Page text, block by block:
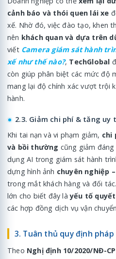
cảnh báo và thói quen lái xe
xế. Nhờ đó, việc đào tạo, khen
nên khách quan và dựa trên
viết Camera giám sát hành
xế như thế nào?, TechGlobal
còn giúp phân biệt các mức độ
mang lại độ chính xác vượt trội
hành.
2.3. Giảm chi phí & tăng uy
Khi tai nạn và vi phạm giảm, chi
và bồi thường cũng giảm đáng
dụng AI trong giám sát hành
dựng hình ảnh chuyên nghiệp
trong mắt khách hàng và đối
lớn cho biết đây làyếu tố
các hợp đồng dịch vụ vận
3. Tuân thủ quy định
Theo Nghị định 10/2020/NĐ-CP